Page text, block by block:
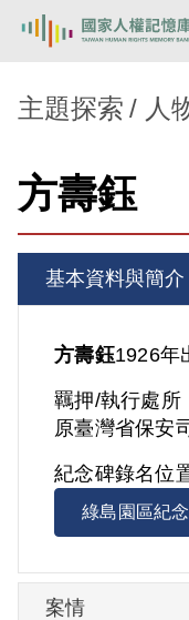
新生訓導處
主題探索
背景知識
關於我們
意見信箱
主題探索 人
方壽鈺
基本資料與簡介
方壽鈺1926年
羈押/執行處所
原臺灣省保安
紀念碑錄名位
綠島園區紀
案情